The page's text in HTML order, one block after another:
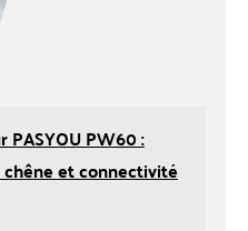
PASYOU PW60 :
et connectivité